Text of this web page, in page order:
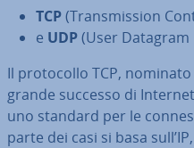
TCP(Tran­smis­sion
e UDP(User
Il pro­to­col­lo TCP,
grande successo di
uno standard per le
parte dei casi si basa